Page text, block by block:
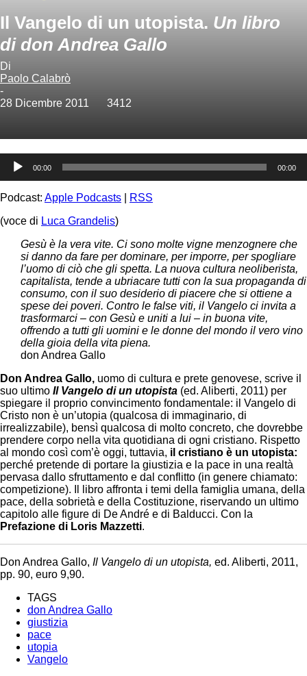
Il Vangelo di un utopista. Un libro
di don Andrea Gallo
Di
Paolo Calabrò
-
28 Dicembre 2011
3412
Audio
Player
00:00 00:00
Podcast: Apple Podcasts
RSS
(voce di Luca Grandelis)
Gesù è la vera vite. Ci sono molte vigne menzognere che
si danno da fare per dominare, per imporre, per spogliare
l’uomo di ciò che gli spetta. La nuova cultura neoliberista,
capitalista, tende a ubriacare tutti con la sua propaganda di
consumo, con il suo desiderio di piacere che si ottiene a
spese dei poveri. Contro le false viti, il Vangelo ci invita a
trasformarci – con Gesù e uniti a lui – in buona vite,
offrendo a tutti gli uomini e le donne del mondo il vero vino
della gioia della vita piena.
don Andrea Gallo
Don Andrea Gallo, uomo di cultura e prete genovese, scrive il
suo ultimo Il Vangelo di un utopista (ed. Aliberti, 2011) per
spiegare il proprio convincimento fondamentale: il Vangelo di
Cristo non è un’utopia (qualcosa di immaginario, di
irrealizzabile), bensì qualcosa di molto concreto, che dovrebbe
prendere corpo nella vita quotidiana di ogni cristiano. Rispetto
al mondo così com’è oggi, tuttavia, il cristiano è un utopista:
perché pretende di portare la giustizia e la pace in una realtà
pervasa dallo sfruttamento e dal conflitto (in genere chiamato:
competizione). Il libro affronta i temi della famiglia umana, della
pace, della sobrietà e della Costituzione, riservando un ultimo
capitolo alle figure di De André e di Balducci. Con la
Prefazione di Loris Mazzetti.
Don Andrea Gallo, Il Vangelo di un utopista, ed. Aliberti, 2011,
pp. 90, euro 9,90.
TAGS
don Andrea Gallo
giustizia
pace
utopia
Vangelo